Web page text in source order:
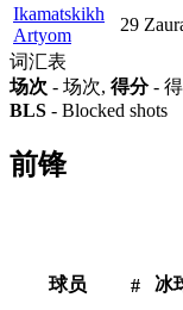
Ikamatskikh
Artyom
29
词汇表
场次 - 场次, 得分-
BLS - Blocked shots
前锋
球员 # 冰